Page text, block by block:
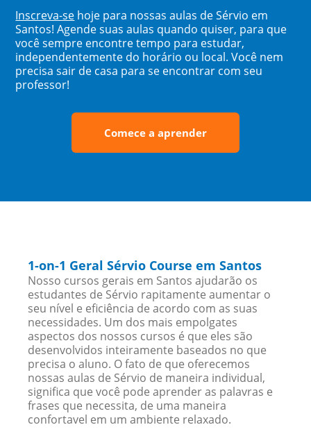
Inscreva-se hoje para nossas aulas de Sérvio em
Santos! Agende suas aulas quando quiser, para que
você sempre encontre tempo para estudar,
independentemente do horário ou local. Você nem
precisa sair de casa para se encontrar com seu
professor!
Comece a aprender
1-on-1 Geral Sérvio Course em Santos
Nosso cursos gerais em Santos ajudarão os
estudantes de Sérvio rapitamente aumentar o
seu nível e eficiência de acordo com as suas
necessidades. Um dos mais empolgates
aspectos dos nossos cursos é que eles são
desenvolvidos inteiramente baseados no que
precisa o aluno. O fato de que oferecemos
nossas aulas de Sérvio de maneira individual,
significa que você pode aprender as palavras e
frases que necessita, de uma maneira
confortavel em um ambiente relaxado.